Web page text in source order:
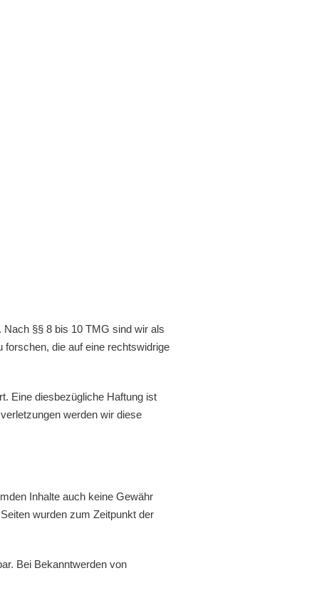
§§ 8 bis 10 TMG sind wir als
die auf eine rechtswidrige
Eine diesbezügliche Haftung ist
werden wir diese
Inhalte auch keine Gewähr
wurden zum Zeitpunkt der
Bei Bekanntwerden von